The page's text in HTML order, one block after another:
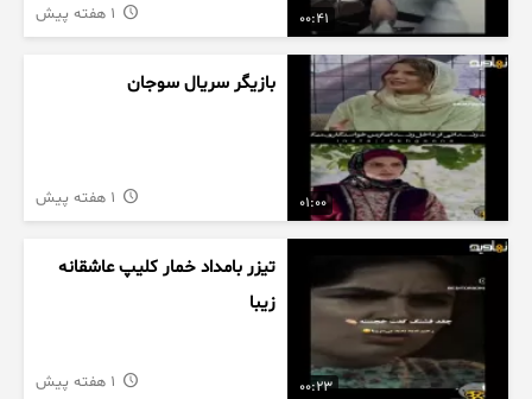
00:41
01:00
بازیگر سریال سوجان
00:23
تیزر بامداد خمار کلیپ عاشقانه
زیبا